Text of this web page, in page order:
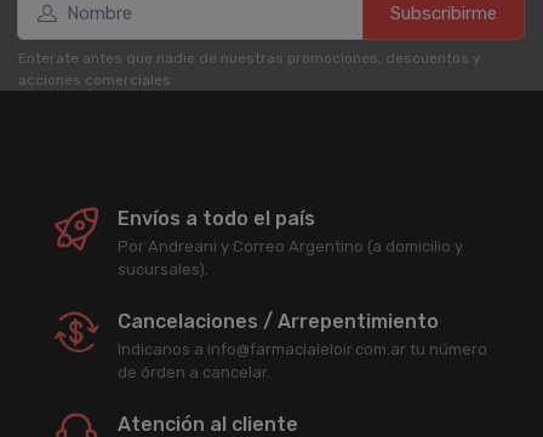
Subscribirme
Enterate antes que nadie de nuestras promociones, descuentos y
acciones comerciales.
Envíos a todo el país
Por Andreani y Correo Argentino (a domicilio y
sucursales).
Cancelaciones / Arrepentimiento
Indicanos a info@farmacialeloir.com.ar tu número
de órden a cancelar.
Atención al cliente